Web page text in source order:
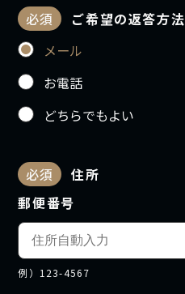
必須
ご希望の返答方法
メール
お電話
どちらでもよい
必須
住所
郵便番号
例）123-4567